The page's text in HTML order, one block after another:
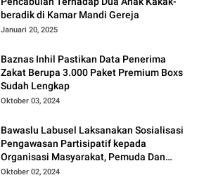
beradik di Kamar Mandi Gereja
Januari 20, 2025
Baznas Inhil Pastikan Data Penerima
Zakat Berupa 3.000 Paket Premium Boxs
Sudah Lengkap
Oktober 03, 2024
Bawaslu Labusel Laksanakan Sosialisasi
Pengawasan Partisipatif kepada
Organisasi Masyarakat, Pemuda Dan
Agama Pada pilkada Serentak 2024
Oktober 02, 2024